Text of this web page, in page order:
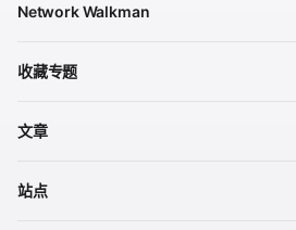
Network Walkman
收藏专题
文章
站点